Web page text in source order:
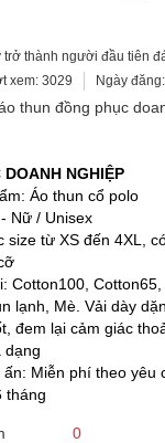
trở thành người đầu tiên
xem: 3029 Ngày
thun đồng phục
NGHIỆP
Áo thun cổ polo
Nữ / Unisex
size từ XS đến 4XL,
Cotton100,
lạnh, Mè. Vải dày
đem lại cảm giác
dạng
ấn: Miễn phí theo yêu
tháng
0